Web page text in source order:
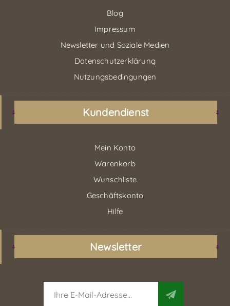
Blog
Impressum
Newsletter und Soziale Medien
Datenschutzerklärung
Nutzungsbedingungen
Kundendienst
Mein Konto
Warenkorb
Wunschliste
Geschäftskonto
Hilfe
Newsletter